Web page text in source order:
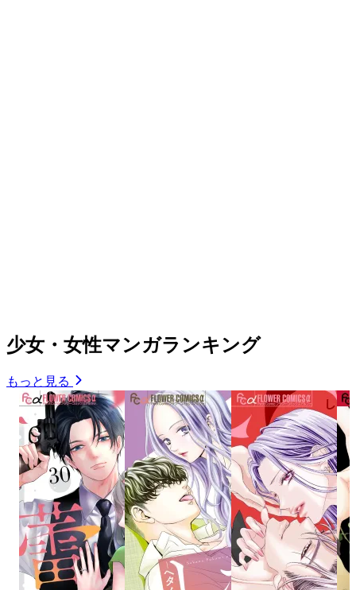
少女・女性マンガランキング
もっと見る